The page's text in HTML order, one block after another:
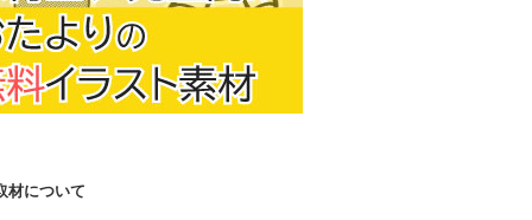
材について